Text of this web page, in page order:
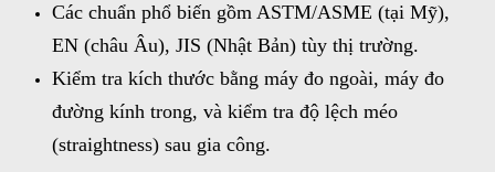
Các chuẩn phổ biến gồm ASTM/ASME (tại Mỹ),
EN (châu Âu), JIS (Nhật Bản) tùy thị trường.
Kiểm tra kích thước bằng máy đo ngoài, máy đo
đường kính trong, và kiểm tra độ lệch méo
(straightness) sau gia công.